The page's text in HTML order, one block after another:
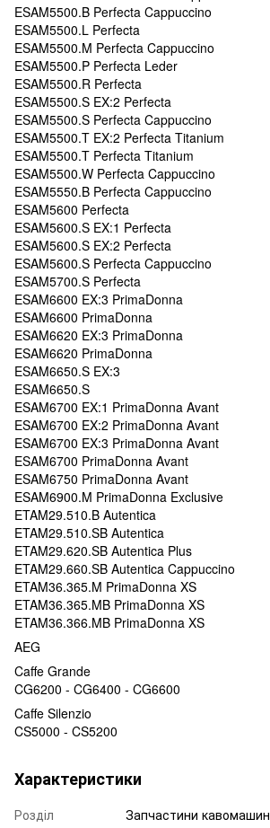
ESAM5500.B Perfecta Cappuccino
ESAM5500.L Perfecta
ESAM5500.M Perfecta Cappuccino
ESAM5500.P Perfecta Leder
ESAM5500.R Perfecta
ESAM5500.S EX:2 Perfecta
ESAM5500.S Perfecta Cappuccino
ESAM5500.T EX:2 Perfecta Titanium
ESAM5500.T Perfecta Titanium
ESAM5500.W Perfecta Cappuccino
ESAM5550.B Perfecta Cappuccino
ESAM5600 Perfecta
ESAM5600.S EX:1 Perfecta
ESAM5600.S EX:2 Perfecta
ESAM5600.S Perfecta Cappuccino
ESAM5700.S Perfecta
ESAM6600 EX:3 PrimaDonna
ESAM6600 PrimaDonna
ESAM6620 EX:3 PrimaDonna
ESAM6620 PrimaDonna
ESAM6650.S EX:3
ESAM6650.S
ESAM6700 EX:1 PrimaDonna Avant
ESAM6700 EX:2 PrimaDonna Avant
ESAM6700 EX:3 PrimaDonna Avant
ESAM6700 PrimaDonna Avant
ESAM6750 PrimaDonna Avant
ESAM6900.M PrimaDonna Exclusive
ETAM29.510.B Autentica
ETAM29.510.SB Autentica
ETAM29.620.SB Autentica Plus
ETAM29.660.SB Autentica Cappuccino
ETAM36.365.M PrimaDonna XS
ETAM36.365.MB PrimaDonna XS
ETAM36.366.MB PrimaDonna XS
AEG
Caffe Grande
CG6200 - CG6400 - CG6600
Caffe Silenzio
CS5000 - CS5200
Характеристики
Розділ
Запчастини кавомашин